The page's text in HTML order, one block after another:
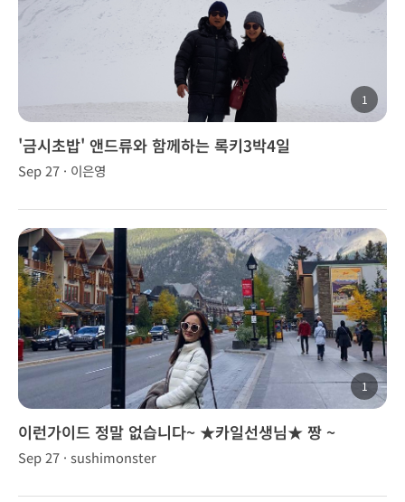
1
'금시초밥' 앤드류와 함께하는 록키3박4일
Sep 27 · 이은영
1
이런가이드 정말 없습니다~ ★카일선생님★ 짱 ~
Sep 27 · sushimonster